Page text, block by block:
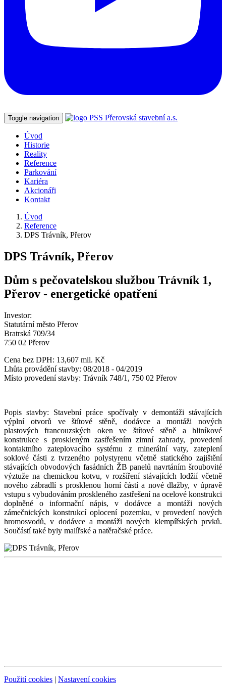
Toggle navigation
Úvod
Historie
Reality
Reference
Parkování
Kariéra
Akcionáři
Kontakt
Úvod
Reference
DPS Trávník, Přerov
DPS Trávník, Přerov
Dům s pečovatelskou službou Trávník 1,
Přerov - energetické opatření
Investor:
Statutární město Přerov
Bratrská 709/34
750 02 Přerov
Cena bez DPH: 13,607 mil. Kč
Lhůta provádění stavby: 08/2018 - 04/2019
Místo provedení stavby: Trávník 748/1, 750 02 Přerov
Popis stavby: Stavební práce spočívaly v demontáži stávajících
výplní otvorů ve štítové stěně, dodávce a montáži nových
plastových francouzských oken ve štítové stěně a hliníkové
konstrukce s proskleným zastřešením zimní zahrady, provedení
kontaktního zateplovacího systému z minerální vaty, zateplení
soklové části z tvrzeného polystyrenu včetně statického zajištění
stávajících obvodových fasádních ŽB panelů navrtáním šroubovité
výztuže na chemickou kotvu, v rozšíření stávajících lodžií včetně
nového zábradlí s prosklenou horní částí a nové dlažby, v úpravě
vstupu s vybudováním proskleného zastřešení na ocelové konstrukci
doplněné o informační nápis, v dodávce a montáži nových
zámečnických konstrukcí oplocení pozemku, v provedení nových
hromosvodů, v dodávce a montáži nových klempířských prvků.
Součástí také byly malířské a natěračské práce.
Použití cookies | Nastavení cookies